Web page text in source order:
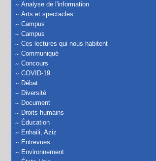
Analyse de l'information
Arts et spectacles
Campus
Campus
Ces lectures qui nous habitent
Communiqué
Concours
COVID-19
Débat
Diversité
Document
Droits humains
Éducation
Enhaili, Aziz
Entrevues
Environnement